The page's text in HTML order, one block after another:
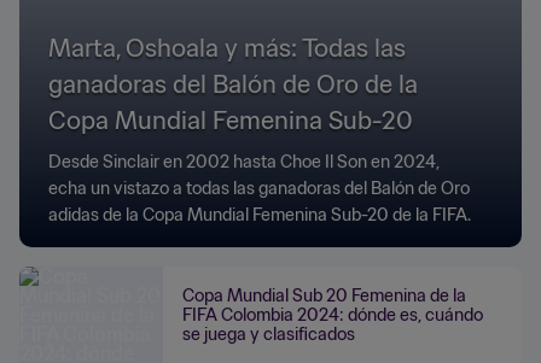
Marta, Oshoala y más: Todas las
ganadoras del Balón de Oro de la
Copa Mundial Femenina Sub-20
Desde Sinclair en 2002 hasta Choe Il Son en 2024,
echa un vistazo a todas las ganadoras del Balón de Oro
adidas de la Copa Mundial Femenina Sub-20 de la FIFA.
Copa Mundial Sub 20 Femenina de la
FIFA Colombia 2024: dónde es, cuándo
se juega y clasificados